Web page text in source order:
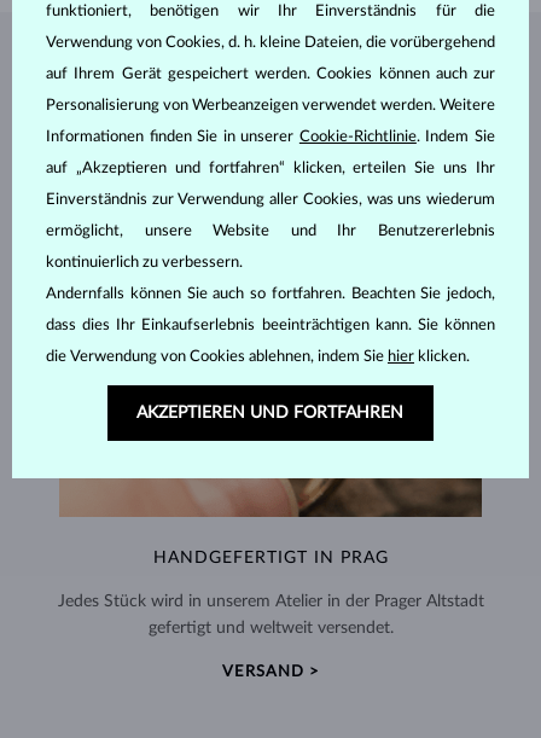
SCHMUCK AUS DEMKLENOTA ATELIER
HANDGEFERTIGT IN PRAG
Jedes Stück wird in unserem Atelier in der Prager Altstadt
gefertigt und weltweit versendet.
VERSAND >
funktioniert, benötigen wir Ihr Einverständnis für die
Verwendung von Cookies, d. h. kleine Dateien, die vorübergehend
auf Ihrem Gerät gespeichert werden. Cookies können auch zur
Personalisierung von Werbeanzeigen verwendet werden. Weitere
Informationen finden Sie in unserer Cookie-Richtlinie. Indem Sie
auf „Akzeptieren und fortfahren“ klicken, erteilen Sie uns Ihr
Einverständnis zur Verwendung aller Cookies, was uns wiederum
ermöglicht, unsere Website und Ihr Benutzererlebnis
kontinuierlich zu verbessern.
Andernfalls können Sie auch so fortfahren. Beachten Sie jedoch,
dass dies Ihr Einkaufserlebnis beeinträchtigen kann. Sie können
die Verwendung von Cookies ablehnen, indem Sie hier klicken.
AKZEPTIEREN UND FORTFAHREN